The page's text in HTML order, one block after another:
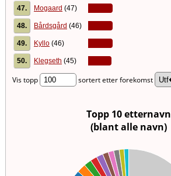
47. Mogaard (47)
48. Bårdsgård (46)
49. Kyllo (46)
50. Klegseth (45)
Vis topp sortert etter forekomst
Topp 10 etternavn
(blant alle navn)